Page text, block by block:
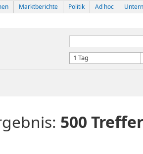
Marktberichte Politik Ad hoc
1 Tag
500 Treffer